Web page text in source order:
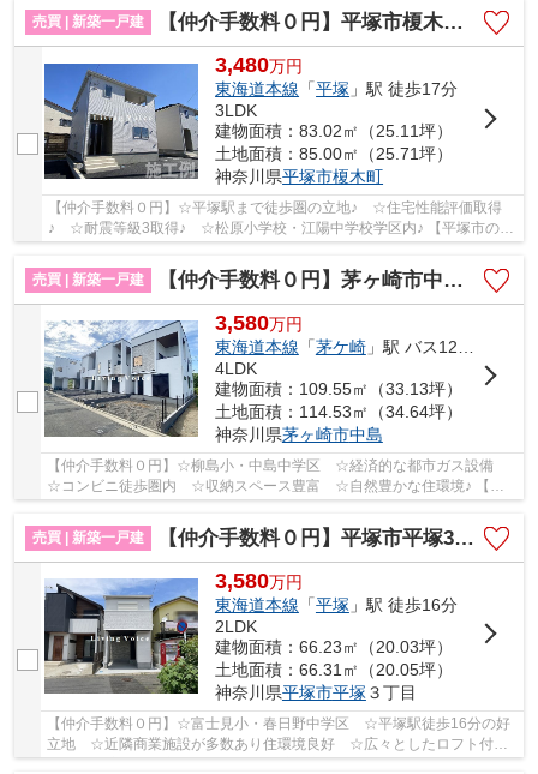
売買 | 新築一戸建
【仲介手数料０円】平塚市榎木町第1 新築一戸建て 全2棟
3,480万円
東海道本線 「平塚 」駅 徒歩17分
3LDK
建物面積：83.02㎡（25.11坪）
土地面積：85.00㎡（25.71坪）
神奈川県平塚市榎木町
【仲介手数料０円】☆平塚駅まで徒歩圏の立地♪ ☆住宅性能評価取得
♪ ☆耐震等級3取得♪ ☆松原小学校・江陽中学校学区内♪ 【平塚市の新
売買 | 新築一戸建
【仲介手数料０円】茅ヶ崎市中島Ⅱ 新築一戸建て 全4棟
3,580万円
東海道本線 「茅ケ崎」駅 バス12分 「新田入口（神奈川県）」 停歩5分
4LDK
建物面積：109.55㎡（33.13坪）
土地面積：114.53㎡（34.64坪）
神奈川県茅ヶ崎市中島
【仲介手数料０円】☆柳島小・中島中学区 ☆経済的な都市ガス設備
☆コンビニ徒歩圏内 ☆収納スペース豊富 ☆自然豊かな住環境♪ 【茅
売買 | 新築一戸建
【仲介手数料０円】平塚市平塚3丁目 新築一戸建て
3,580万円
東海道本線 「平塚 」駅 徒歩16分
2LDK
建物面積：66.23㎡（20.03坪）
土地面積：66.31㎡（20.05坪）
神奈川県平塚市平塚 ３丁目
【仲介手数料０円】☆富士見小・春日野中学区 ☆平塚駅徒歩16分の好
立地 ☆近隣商業施設が多数あり住環境良好 ☆広々としたロフト付
き ☆経済的な都市ガス設備 【平塚市の新築一戸建て...